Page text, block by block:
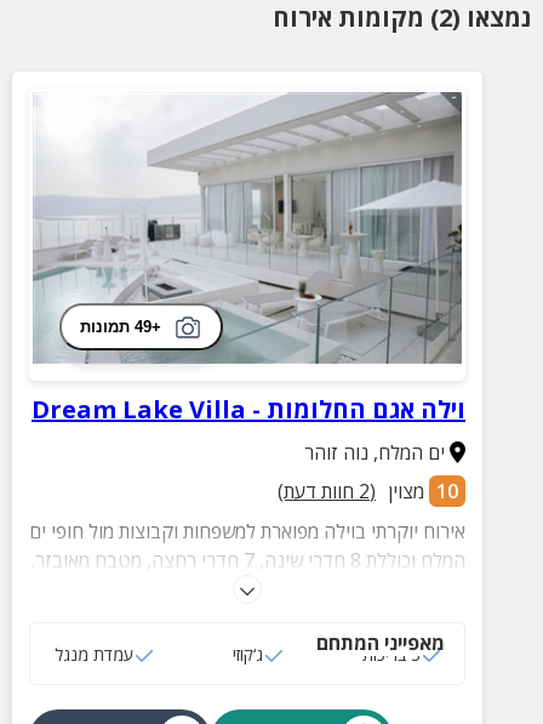
נמצאו (2) מקומות אירוח
+49 תמונות
וילה אגם החלומות - Dream Lake Villa
ים המלח, נוה זוהר
10 מצוין (
2 חוות דעת)
אירוח יוקרתי בוילה מפוארת למשפחות וקבוצות מול חופי ים
המלח וכוללת 8 חדרי שינה, 7 חדרי רחצה, מטבח מאובזר,
מאפייני המתחם
3 בריכות ג‘קוזי עמדת מנגל